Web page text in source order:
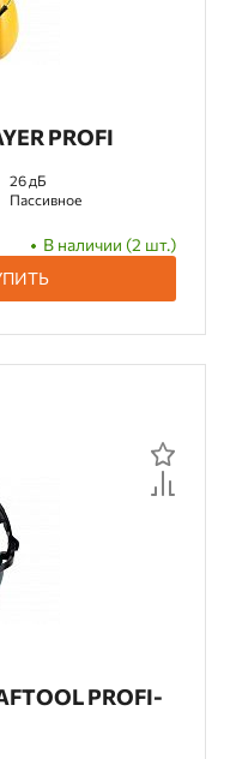
PROFI
26 дБ
Пассивное
В наличии (2 шт.)
PROFI-